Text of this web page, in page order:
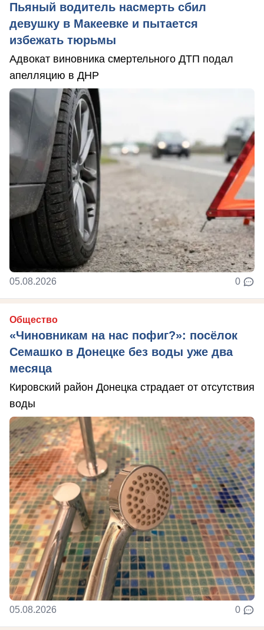
Пьяный водитель насмерть сбил
девушку в Макеевке и пытается
избежать тюрьмы
Адвокат виновника смертельного ДТП подал
апелляцию в ДНР
05.08.2026 0
Общество
«Чиновникам на нас пофиг?»: посёлок
Семашко в Донецке без воды уже два
месяца
Кировский район Донецка страдает от отсутствия
воды
05.08.2026 0